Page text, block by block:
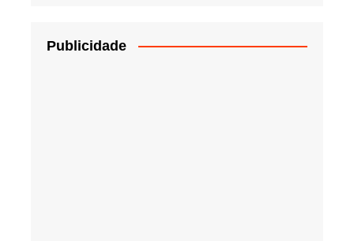
Publicidade